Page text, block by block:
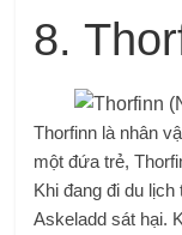
8.
Thorfinn là nhân
một đứa trẻ,
Khi đang đi du
Askeladd sát hại.